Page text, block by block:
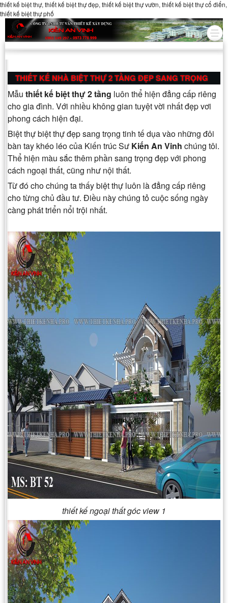
thiết kế biệt thự, thiết kế biệt thự đẹp, thiết kế biệt thự vườn, thiết kế biệt thự cổ điển,
thiết kế biệt thự phố
THIẾT KẾ NHÀ BIỆT THỰ 2 TẦNG ĐẸP SANG TRỌNG
Mẫu thiết kế biệt thự 2 tầng luôn thể hiện đẳng cấp riêng
cho gia đình. Với nhiều không gian tuyệt vời nhất đẹp vơi
phong cách hiện đại.
Biệt thự biệt thự đẹp sang trọng tinh tế dụa vào những đôi
bàn tay khéo léo của Kiến trúc Sư Kiến An Vinh chúng tôi.
Thể hiện màu sắc thêm phần sang trọng đẹp với phong
cách ngoại thất, cũng như nội thất.
Từ đó cho chúng ta thấy biệt thự luôn là đẳng cấp riêng
cho từng chủ đầu tư. Điều này chúng tỏ cuộc sống ngày
càng phát triển nổi trội nhất.
thiết kế ngoại thất góc view 1